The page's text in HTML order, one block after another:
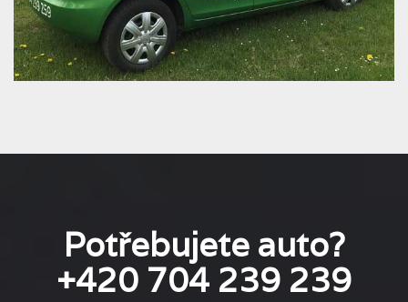
Potřebujete auto?
+420 704 239 239